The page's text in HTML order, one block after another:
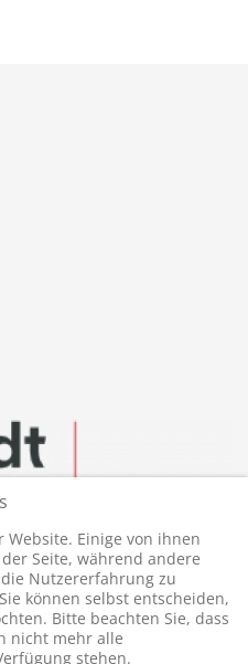
Einige von ihnen
Seite, während andere
Nutzererfahrung zu
können selbst entscheiden,
Bitte beachten Sie, dass
nicht mehr alle
stehen.